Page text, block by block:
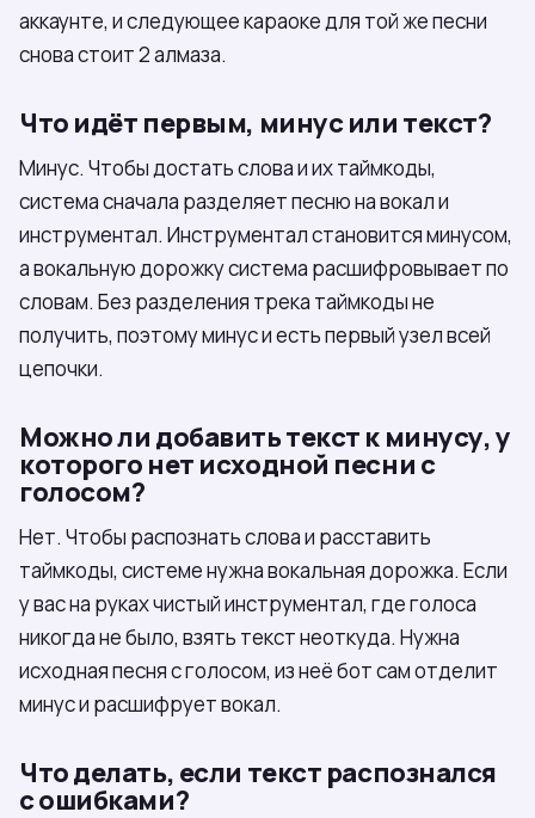
аккаунте, и следующее караоке для той же песни
снова стоит 2 алмаза.
Что идёт первым, минус или текст?
Минус. Чтобы достать слова и их таймкоды,
система сначала разделяет песню на вокал и
инструментал. Инструментал становится минусом,
а вокальную дорожку система расшифровывает по
словам. Без разделения трека таймкоды не
получить, поэтому минус и есть первый узел всей
цепочки.
Можно ли добавить текст к минусу, у
которого нет исходной песни с
голосом?
Нет. Чтобы распознать слова и расставить
таймкоды, системе нужна вокальная дорожка. Если
у вас на руках чистый инструментал, где голоса
никогда не было, взять текст неоткуда. Нужна
исходная песня с голосом, из неё бот сам отделит
минус и расшифрует вокал.
Что делать, если текст распознался
с ошибками?